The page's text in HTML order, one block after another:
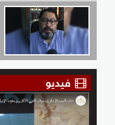
فيديو